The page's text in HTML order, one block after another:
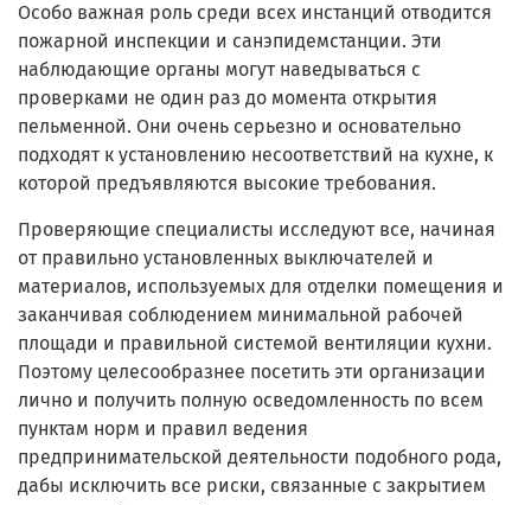
Особо важная роль среди всех инстанций отводится
пожарной инспекции и санэпидемстанции. Эти
наблюдающие органы могут наведываться с
проверками не один раз до момента открытия
пельменной. Они очень серьезно и основательно
подходят к установлению несоответствий на кухне, к
которой предъявляются высокие требования.
Проверяющие специалисты исследуют все, начиная
от правильно установленных выключателей и
материалов, используемых для отделки помещения и
заканчивая соблюдением минимальной рабочей
площади и правильной системой вентиляции кухни.
Поэтому целесообразнее посетить эти организации
лично и получить полную осведомленность по всем
пунктам норм и правил ведения
предпринимательской деятельности подобного рода,
дабы исключить все риски, связанные с закрытием